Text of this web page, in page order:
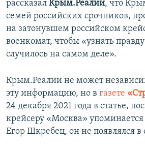
рассказал Крым.Реалии, что
семей российских срочников,
на затонувшем российском
военкомат, чтобы «узнать
случилось на самом деле».
Крым.Реалии не может
эту информацию, но в газете
24 декабря 2021 года в статье,
крейсеру «Москва»
Егор Шкребец, он не появлялся в